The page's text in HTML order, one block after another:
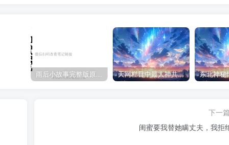
雨后小故事完整版原片动态图（图+文字解说版） 天网栏目中最人神共愤的一期《消失的夫妻》
下一
闺蜜要我替她瞒丈夫，我拒